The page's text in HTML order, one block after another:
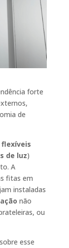
forte
de
de luz)
A
fitas em
instaladas
não
ou
esse